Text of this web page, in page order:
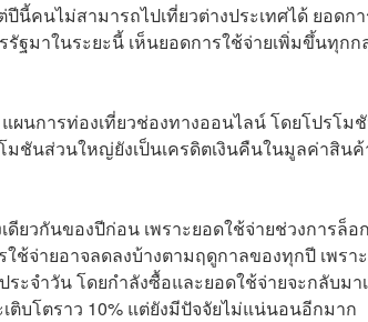
นี้คนไม่สามารถไปเที่ยวต่างประเทศได้ ยอดก
ฐมาในระยะนี้ เห็นยอดการใช้จ่ายเพิ่มขึ้นทุกก
ผนการท่องเที่ยวช่องทางออนไลน์ โดยโปรโม
ชันส่วนใหญ่ยังเป็นเครดิตเงินคืนในมูลค่าสินค้
ยวกันของปีก่อน เพราะยอดใช้จ่ายช่วงการล็อก
ช้จ่ายอาจลดลงบ้างตามฤดูกาลของทุกปี เพรา
ะจำวัน โดยกำลังซื้อและยอดใช้จ่ายจะกลับมา
ติบโตราว 10% แต่ยังมีปัจจัยไม่แน่นอนอีกมาก